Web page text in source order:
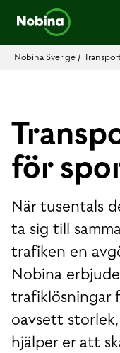
Nobina Sverige /
för
När tusentals
ta sig till
trafiken en
Nobina
trafiklösningar
oavsett
hjälper er att